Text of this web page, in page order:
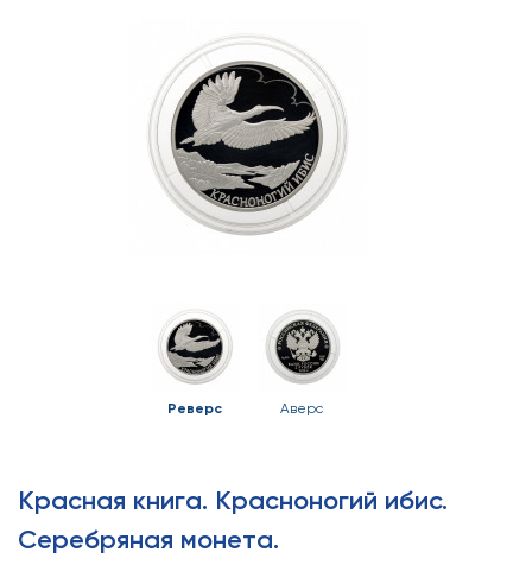
Реверс Аверс
Красная книга. Красноногий ибис.
Серебряная монета.